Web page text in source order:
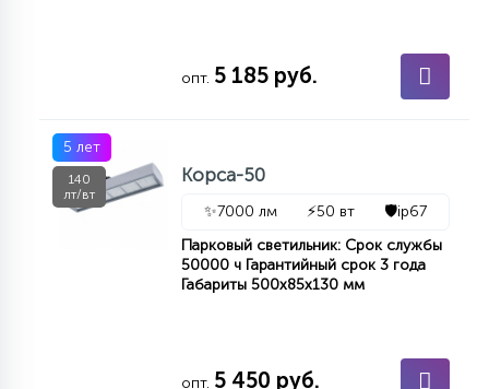
опт. 5 185 руб.
5 лет
140
лт/вт
Корса-50
✨7000 лм ⚡50 вт 🛡️ip67
Парковый светильник: Срок службы
50000 ч Гарантийный срок 3 года
Габариты 500х85х130 мм
опт. 5 450 руб.